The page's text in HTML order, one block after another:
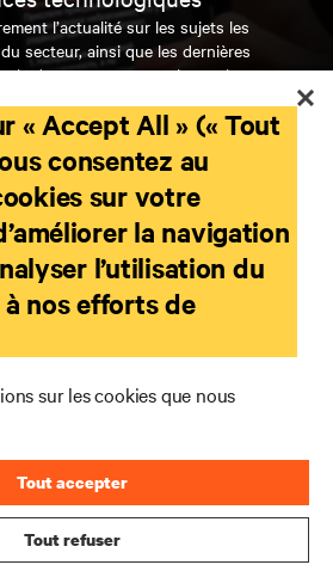
l’actualité sur les sujets les
secteur, ainsi que les dernières
de nos experts sur la gestion,
informatiques critiques.
MAINTENANT
« Accept All » (« Tout
consentez au
sur votre
la navigation
l’utilisation du
nos efforts de
sur les cookies que nous
Tout refuser
Tout accepter